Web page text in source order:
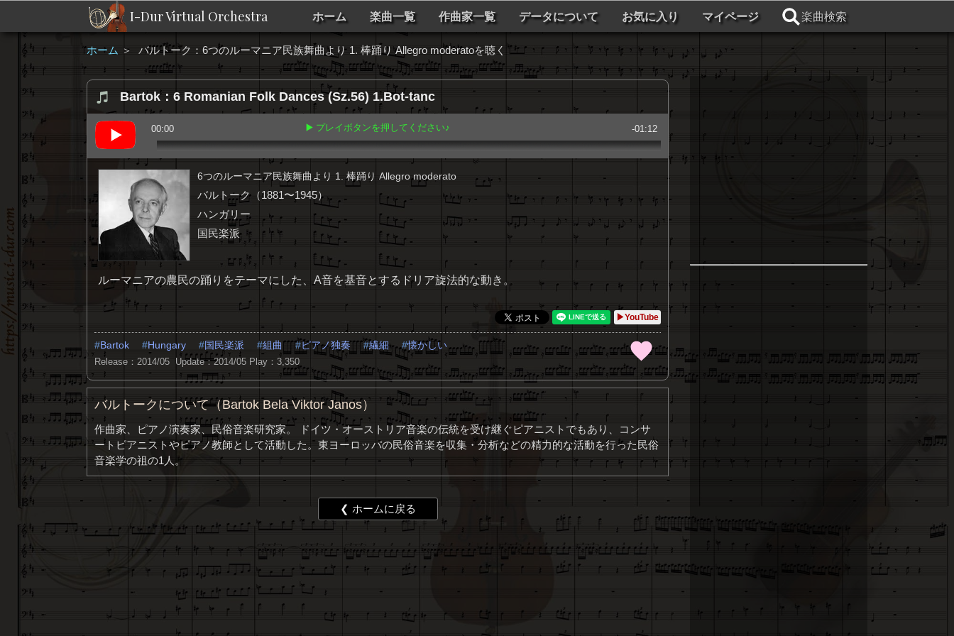
I-Dur Virtual Orchestra ホーム 楽曲一覧 作曲家一覧 データについて お気に入り マイページ 楽曲検索
ホーム ＞ バルトーク：6つのルーマニア民族舞曲より 1. 棒踊り Allegro moderatoを聴く
Bartok：6 Romanian Folk Dances (Sz.56) 1.Bot-tanc
00:00 -01:12
▶️ プレイボタンを押してください♪
6つのルーマニア民族舞曲より 1. 棒踊り Allegro moderato
バルトーク（1881〜1945）
ハンガリー
国民楽派
ルーマニアの農民の踊りをテーマにした、A音を基音とするドリア旋法的な動き。
▶YouTube
Bartok Hungary 国民楽派 組曲 ピアノ独奏 繊細 懐かしい
Release：2014/05 Update：2014/05 Play：3,350
バルトークについて（Bartok Bela Viktor Janos）
作曲家、ピアノ演奏家、民俗音楽研究家。 ドイツ・オーストリア音楽の伝統を受け継ぐピアニストでもあり、コンサ
ートピアニストやピアノ教師として活動した。東ヨーロッパの民俗音楽を収集・分析などの精力的な活動を行った民俗
音楽学の祖の1人。
❮ ホームに戻る